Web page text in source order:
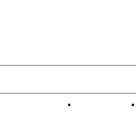
Энциклопедия кошек Детская фантазия